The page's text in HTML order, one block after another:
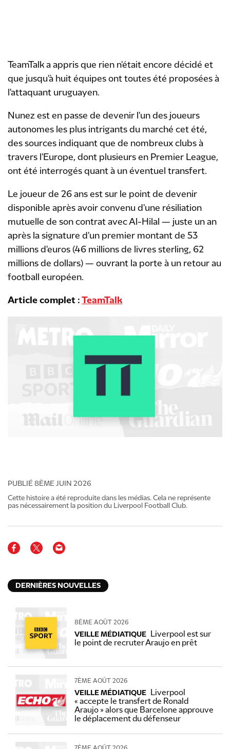
TeamTalk a appris que rien n'était encore décidé et
que jusqu'à huit équipes ont toutes été proposées à
l'attaquant uruguayen.
Nunez est en passe de devenir l'un des joueurs
autonomes les plus intrigants du marché cet été,
des sources indiquant que de nombreux clubs à
travers l'Europe, dont plusieurs en Premier League,
ont été interrogés quant à un éventuel transfert.
Le joueur de 26 ans est sur le point de devenir
disponible après avoir convenu d'une résiliation
mutuelle de son contrat avec Al-Hilal — juste un an
après la signature d'un premier montant de 53
millions d'euros (46 millions de livres sterling, 62
millions de dollars) — ouvrant la porte à un retour au
football européen.
Article complet : TeamTalk
PUBLIÉ 8ÈME JUIN 2026
Cette histoire a été reproduite dans les médias. Cela ne représente
pas nécessairement la position du Liverpool Football Club.
DERNIÈRES NOUVELLES
8ÈME AOÛT 2026
VEILLE MÉDIATIQUE Liverpool est sur
le point de recruter Araujo en prêt
7ÈME AOÛT 2026
VEILLE MÉDIATIQUE Liverpool
« accepte le transfert de Ronald
Araujo » alors que Barcelone approuve
le déplacement du défenseur